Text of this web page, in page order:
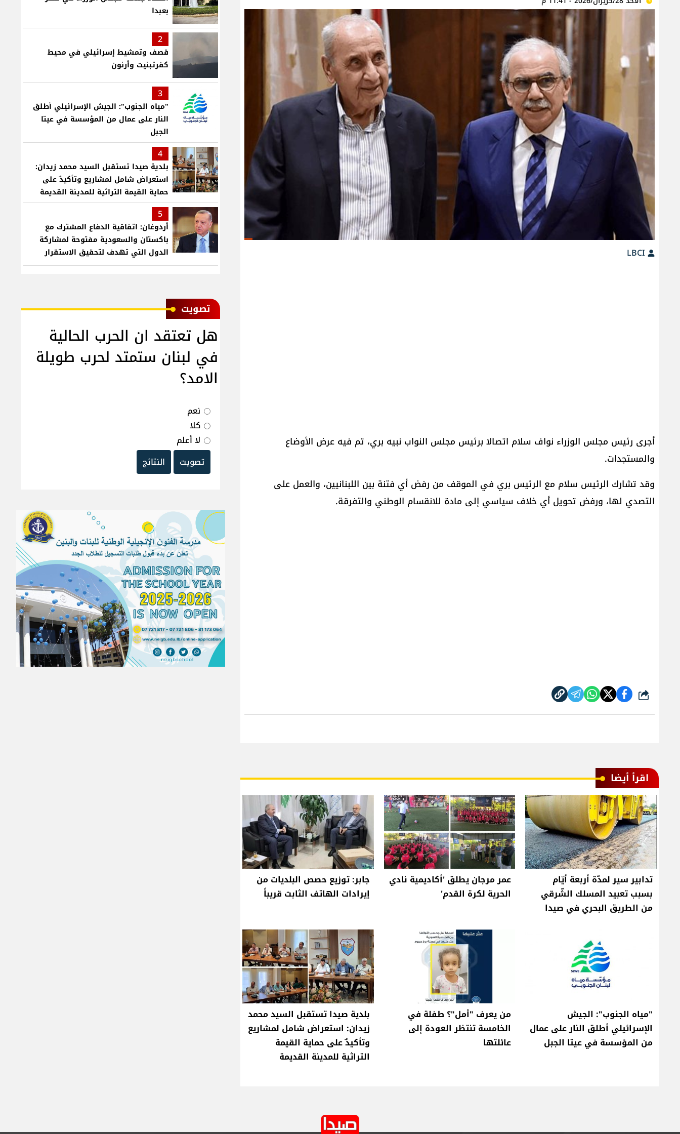
أجرى رئيس مجلس الوزراء نواف سلام اتصالا برئيس مجلس النواب نبيه بري، تم فيه عرض الأوضاع
والمستجدات.
وقد تشارك الرئيس سلام مع الرئيس بري في الموقف من رفض أي فتنة بين اللبنانيين، والعمل على
التصدي لها، ورفض تحويل أي خلاف سياسي إلى مادة للانقسام الوطني والتفرقة.
شارك
اقرأ أيضا
تدابير سير لمدّة أربعة أيّام
بسبب تعبيد المسلك الشّرقي
من الطريق البحري في صيدا
عمر مرجان يطلق 'أكاديمية نادي
الحرية لكرة القدم'
جابر: توزيع حصص البلديات من
إيرادات الهاتف الثابت قريباً
"مياه الجنوب": الجيش
الإسرائيلي أطلق النار على عمال
من المؤسسة في عيتا الجبل
من يعرف "أمل"؟ طفلة في
الخامسة تنتظر العودة إلى
عائلتها
بلدية صيدا تستقبل السيد محمد
زيدان: استعراض شامل لمشاريع
وتأكيدٌ على حماية القيمة
التراثية للمدينة القديمة
بعبدا
2
قصف وتمشيط إسرائيلي في محيط
كفرتبنيت وأرنون
3
"مياه الجنوب": الجيش الإسرائيلي أطلق
النار على عمال من المؤسسة في عيتا
الجبل
4
بلدية صيدا تستقبل السيد محمد زيدان:
استعراض شامل لمشاريع وتأكيدٌ على
حماية القيمة التراثية للمدينة القديمة
5
أردوغان: اتفاقية الدفاع المشترك مع
باكستان والسعودية مفتوحة لمشاركة
الدول التي تهدف لتحقيق الاستقرار
بمنطقتنا
ﺗﺼﻮﻳﺖ
هل تعتقد ان الحرب الحالية
في لبنان ستمتد لحرب طويلة
الامد؟
نعم
كلا
لا أعلم
تصويت
النتائج